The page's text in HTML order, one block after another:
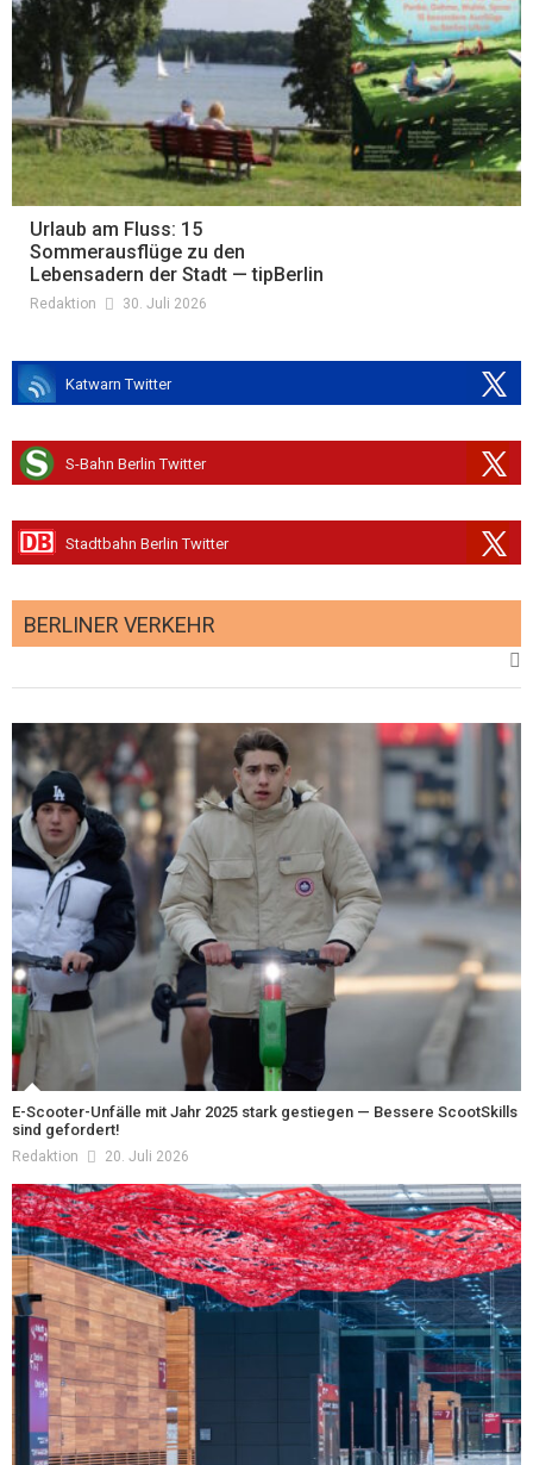
Urlaub am Fluss: 15
Sommerausflüge zu den
Lebensadern der Stadt — tipBerlin
Redaktion 30. Juli 2026
Katwarn Twitter
S-Bahn Berlin Twitter
Stadtbahn Berlin Twitter
BERLINER VERKEHR
E-Scooter-Unfälle mit Jahr 2025 stark gestiegen — Bessere ScootSkills
sind gefordert!
Redaktion 20. Juli 2026